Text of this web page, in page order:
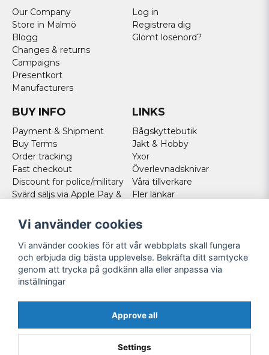
Our Company
Store in Malmö
Blogg
Changes & returns
Campaigns
Presentkort
Manufacturers
Log in
Registrera dig
Glömt lösenord?
BUY INFO
Payment & Shipment
Buy Terms
Order tracking
Fast checkout
Discount for police/military
Svärd säljs via Apple Pay &
Norweigan customers
Cookies
LINKS
Bågskyttebutik
Jakt & Hobby
Yxor
Överlevnadsknivar
Våra tillverkare
Fler länkar
FOLLOW US
Facebook
Instagram
Youtube
Vi använder cookies
Vi använder cookies för att vår webbplats skall fungera
och erbjuda dig bästa upplevelse. Bekräfta ditt samtycke
genom att trycka på godkänn alla eller anpassa via
inställningar
Approve all
Settings